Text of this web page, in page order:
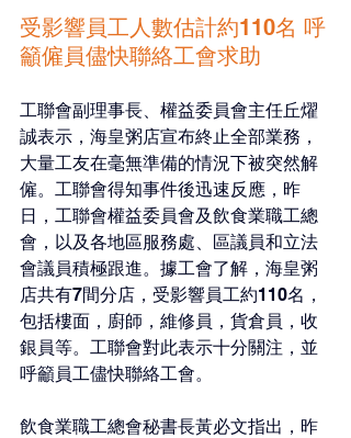
受影響員工人數估計約110名 呼
籲僱員儘快聯絡工會求助
工聯會副理事長、權益委員會主任丘燿
誠表示，海皇粥店宣布終止全部業務，
大量工友在毫無準備的情況下被突然解
僱。工聯會得知事件後迅速反應，昨
日，工聯會權益委員會及飲食業職工總
會，以及各地區服務處、區議員和立法
會議員積極跟進。據工會了解，海皇粥
店共有7間分店，受影響員工約110名，
包括樓面，廚師，維修員，貨倉員，收
銀員等。工聯會對此表示十分關注，並
呼籲員工儘快聯絡工會。
飲食業職工總會秘書長黃必文指出，昨